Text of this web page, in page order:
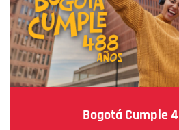
Bogotá Cumple